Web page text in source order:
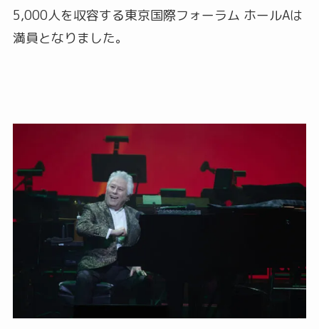
5,000人を収容する東京国際フォーラム ホールAは
満員となりました。